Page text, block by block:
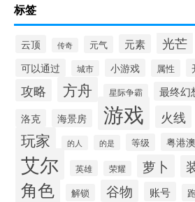
标签
云顶 传奇 元气 元素 光芒
可以通过 城市 小游戏 属性
攻略 方舟 星际争霸 最终幻
洛克 海景房 游戏 火线
玩家 的人 的是 等级 粤港澳
艾尔 英雄 荣耀 萝卜
角色 解锁 谷物 账号